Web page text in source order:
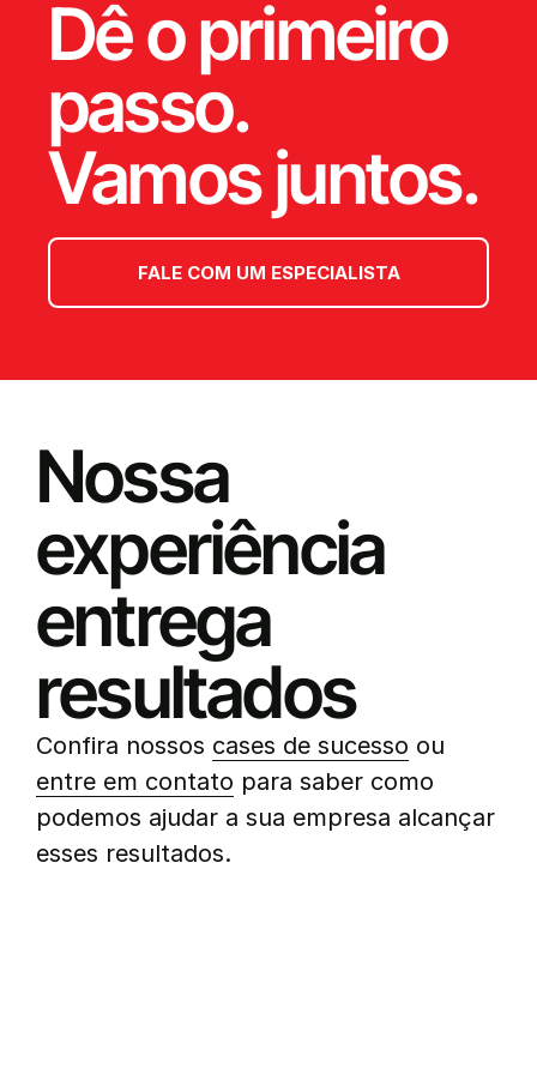
Dê o primeiro
passo.
Vamos juntos.
FALE COM UM ESPECIALISTA
Nossa
experiência
entrega
resultados
Confira nossos cases de sucesso ou
entre em contato para saber como
podemos ajudar a sua empresa alcançar
esses resultados.